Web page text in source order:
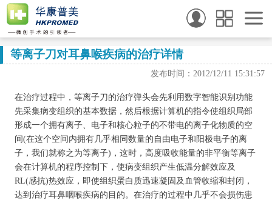
等离子刀对耳鼻喉疾病的治疗详情
发布时间：2012/12/11 15:31:57
在治疗过程中，等离子刀的治疗弹头会先利用数字智能识别功能
先采集病变组织的基本数据，然后根据计算机的指令使组织局部
形成一个拥有离子、电子和核心粒子的不带电的离子化物质的空
间(在这个空间内拥有几乎相同数量的自由电子和阳极电子的离
子，我们就称之为等离子)，这时，高度吸收能量的非平衡等离子
会在计算机的程序控制下，使病变组织产生低温分解效应及
RL(感抗)热效应，即使组织蛋白质迅速凝固及血管收缩和封闭，
达到治疗耳鼻咽喉疾病的目的。在治疗的过程中几乎不会损伤患